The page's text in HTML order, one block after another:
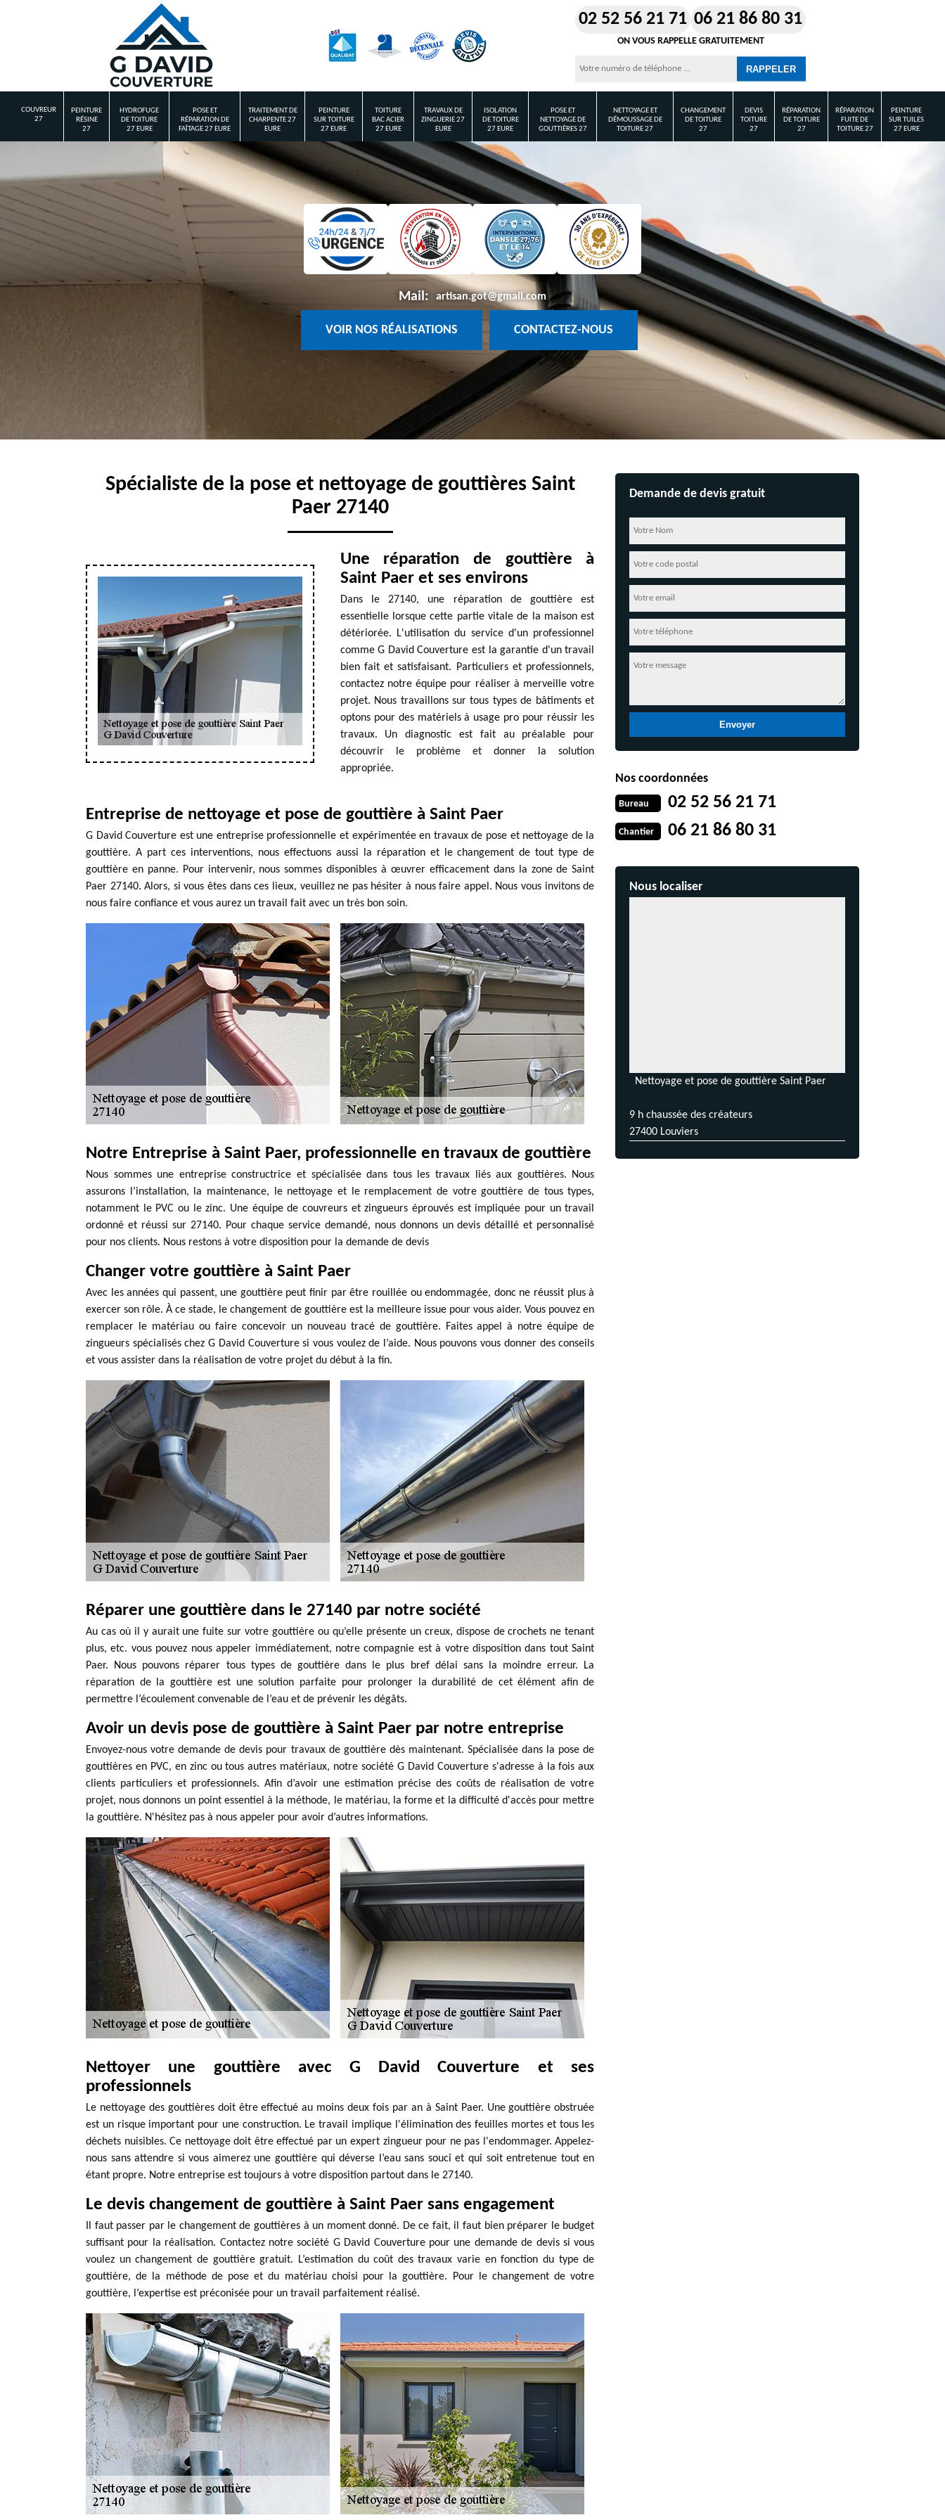
02 52 56 21 71 06 21 86 80 31
ON VOUS RAPPELLE GRATUITEMENT
COUVREUR
27
PEINTURE
RÉSINE
27
HYDROFUGE
DE TOITURE
27 EURE
POSE ET
RÉPARATION DE
FAÎTAGE 27 EURE
TRAITEMENT DE
CHARPENTE 27
EURE
PEINTURE
SUR TOITURE
27 EURE
TOITURE
BAC ACIER
27 EURE
TRAVAUX DE
ZINGUERIE 27
EURE
ISOLATION
DE TOITURE
27 EURE
POSE ET
NETTOYAGE DE
GOUTTIÈRES 27
NETTOYAGE ET
DÉMOUSSAGE DE
TOITURE 27
CHANGEMENT
DE TOITURE
27
DEVIS
TOITURE
27
RÉPARATION
DE TOITURE
27
RÉPARATION
FUITE DE
TOITURE 27
PEINTURE
SUR TUILES
27 EURE
Mail: artisan.got@gmail.com
VOIR NOS RÉALISATIONS CONTACTEZ-NOUS
Spécialiste de la pose et nettoyage de gouttières Saint
Paer 27140
Une réparation de gouttière à
Saint Paer et ses environs
Dans le 27140, une réparation de gouttière est
essentielle lorsque cette partie vitale de la maison est
détériorée. L'utilisation du service d'un professionnel
comme G David Couverture est la garantie d'un travail
bien fait et satisfaisant. Particuliers et professionnels,
contactez notre équipe pour réaliser à merveille votre
projet. Nous travaillons sur tous types de bâtiments et
optons pour des matériels à usage pro pour réussir les
travaux. Un diagnostic est fait au préalable pour
découvrir le problème et donner la solution
appropriée.
Entreprise de nettoyage et pose de gouttière à Saint Paer
G David Couverture est une entreprise professionnelle et expérimentée en travaux de pose et nettoyage de la
gouttière. A part ces interventions, nous effectuons aussi la réparation et le changement de tout type de
gouttière en panne. Pour intervenir, nous sommes disponibles à œuvrer efficacement dans la zone de Saint
Paer 27140. Alors, si vous êtes dans ces lieux, veuillez ne pas hésiter à nous faire appel. Nous vous invitons de
nous faire confiance et vous aurez un travail fait avec un très bon soin.
Notre Entreprise à Saint Paer, professionnelle en travaux de gouttière
Nous sommes une entreprise constructrice et spécialisée dans tous les travaux liés aux gouttières. Nous
assurons l’installation, la maintenance, le nettoyage et le remplacement de votre gouttière de tous types,
notamment le PVC ou le zinc. Une équipe de couvreurs et zingueurs éprouvés est impliquée pour un travail
ordonné et réussi sur 27140. Pour chaque service demandé, nous donnons un devis détaillé et personnalisé
pour nos clients. Nous restons à votre disposition pour la demande de devis
Changer votre gouttière à Saint Paer
Avec les années qui passent, une gouttière peut finir par être rouillée ou endommagée, donc ne réussit plus à
exercer son rôle. À ce stade, le changement de gouttière est la meilleure issue pour vous aider. Vous pouvez en
remplacer le matériau ou faire concevoir un nouveau tracé de gouttière. Faites appel à notre équipe de
zingueurs spécialisés chez G David Couverture si vous voulez de l’aide. Nous pouvons vous donner des conseils
et vous assister dans la réalisation de votre projet du début à la fin.
Réparer une gouttière dans le 27140 par notre société
Au cas où il y aurait une fuite sur votre gouttière ou qu’elle présente un creux, dispose de crochets ne tenant
plus, etc. vous pouvez nous appeler immédiatement, notre compagnie est à votre disposition dans tout Saint
Paer. Nous pouvons réparer tous types de gouttière dans le plus bref délai sans la moindre erreur. La
réparation de la gouttière est une solution parfaite pour prolonger la durabilité de cet élément afin de
permettre l’écoulement convenable de l’eau et de prévenir les dégâts.
Avoir un devis pose de gouttière à Saint Paer par notre entreprise
Envoyez-nous votre demande de devis pour travaux de gouttière dès maintenant. Spécialisée dans la pose de
gouttières en PVC, en zinc ou tous autres matériaux, notre société G David Couverture s'adresse à la fois aux
clients particuliers et professionnels. Afin d’avoir une estimation précise des coûts de réalisation de votre
projet, nous donnons un point essentiel à la méthode, le matériau, la forme et la difficulté d'accès pour mettre
la gouttière. N'hésitez pas à nous appeler pour avoir d’autres informations.
Nettoyer une gouttière avec G David Couverture et ses
professionnels
Le nettoyage des gouttières doit être effectué au moins deux fois par an à Saint Paer. Une gouttière obstruée
est un risque important pour une construction. Le travail implique l'élimination des feuilles mortes et tous les
déchets nuisibles. Ce nettoyage doit être effectué par un expert zingueur pour ne pas l'endommager. Appelez-
nous sans attendre si vous aimerez une gouttière qui déverse l’eau sans souci et qui soit entretenue tout en
étant propre. Notre entreprise est toujours à votre disposition partout dans le 27140.
Le devis changement de gouttière à Saint Paer sans engagement
Il faut passer par le changement de gouttières à un moment donné. De ce fait, il faut bien préparer le budget
suffisant pour la réalisation. Contactez notre société G David Couverture pour une demande de devis si vous
voulez un changement de gouttière gratuit. L’estimation du coût des travaux varie en fonction du type de
gouttière, de la méthode de pose et du matériau choisi pour la gouttière. Pour le changement de votre
gouttière, l’expertise est préconisée pour un travail parfaitement réalisé.
Demande de devis gratuit
Nos coordonnées
Bureau 02 52 56 21 71
Chantier 06 21 86 80 31
Nous localiser
Nettoyage et pose de gouttière Saint Paer
9 h chaussée des créateurs
27400 Louviers